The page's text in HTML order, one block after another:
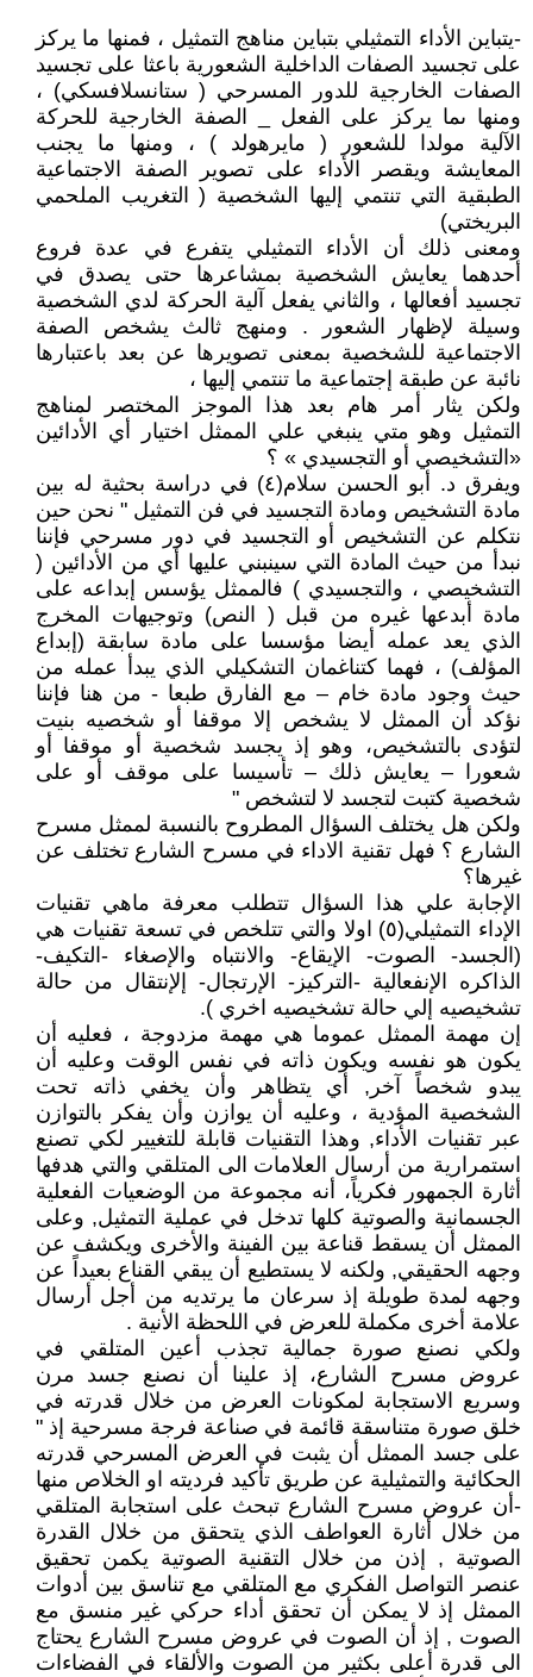
-يتباين الأداء التمثيلي بتباين مناهج التمثيل ، فمنها ما يركز
على تجسيد الصفات الداخلية الشعورية باعثا على تجسيد
الصفات الخارجية للدور المسرحي ( ستانسلافسكي) ،
ومنها ىما يركز على الفعل _ الصفة الخارجية للحركة
الآلية مولدا للشعور ( مايرهولد ) ، ومنها ما يجنب
المعايشة ويقصر الأداء على تصوير الصفة الاجتماعية
الطبقية التي تنتمي إليها الشخصية ( التغريب الملحمي
البريختي)
ومعنى ذلك أن الأداء التمثيلي يتفرع في عدة فروع
أحدهما يعايش الشخصية بمشاعرها حتى يصدق في
تجسيد أفعالها ، والثاني يفعل آلية الحركة لدي الشخصية
وسيلة لإظهار الشعور . ومنهج ثالث يشخص الصفة
الاجتماعية للشخصية بمعنى تصويرها عن بعد باعتبارها
نائبة عن طبقة إجتماعية ما تنتمي إليها ،
ولكن يثار أمر هام بعد هذا الموجز المختصر لمناهج
التمثيل وهو متي ينبغي علي الممثل اختيار أي الأدائين
«التشخيصي أو التجسيدي » ؟
ويفرق د. أبو الحسن سلام(٤) في دراسة بحثية له بين
مادة التشخيص ومادة التجسيد في فن التمثيل " نحن حين
نتكلم عن التشخيص أو التجسيد في دور مسرحي فإننا
نبدأ من حيث المادة التي سينبني عليها أي من الأدائين (
التشخيصي ، والتجسيدي ) فالممثل يؤسس إبداعه على
مادة أبدعها غيره من قبل ( النص) وتوجيهات المخرج
الذي يعد عمله أيضا مؤسسا على مادة سابقة (إبداع
المؤلف) ، فهما كتناغمان التشكيلي الذي يبدأ عمله من
حيث وجود مادة خام – مع الفارق طبعا - من هنا فإننا
نؤكد أن الممثل لا يشخص إلا موقفا أو شخصيه بنيت
لتؤدى بالتشخيص، وهو إذ يجسد شخصية أو موقفا أو
شعورا – يعايش ذلك – تأسيسا على موقف أو على
شخصية كتبت لتجسد لا لتشخص "
ولكن هل يختلف السؤال المطروح بالنسبة لممثل مسرح
الشارع ؟ فهل تقنية الاداء في مسرح الشارع تختلف عن
غيرها؟
الإجابة علي هذا السؤال تتطلب معرفة ماهي تقنيات
الإداء التمثيلي(٥) اولا والتي تتلخص في تسعة تقنيات هي
(الجسد- الصوت- الإيقاع- والانتباه والإصغاء -التكيف-
الذاكره الإنفعالية -التركيز- الإرتجال- إلإنتقال من حالة
تشخيصيه إلي حالة تشخيصيه اخري ).
إن مهمة الممثل عموما هي مهمة مزدوجة ، فعليه أن
يكون هو نفسه ويكون ذاته في نفس الوقت وعليه أن
يبدو شخصاً آخر, أي يتظاهر وأن يخفي ذاته تحت
الشخصية المؤدية ، وعليه أن يوازن وأن يفكر بالتوازن
عبر تقنيات الأداء, وهذا التقنيات قابلة للتغيير لكي تصنع
استمرارية من أرسال العلامات الى المتلقي والتي هدفها
أثارة الجمهور فكرياً، أنه مجموعة من الوضعيات الفعلية
الجسمانية والصوتية كلها تدخل في عملية التمثيل, وعلى
الممثل أن يسقط قناعة بين الفينة والأخرى ويكشف عن
وجهه الحقيقي, ولكنه لا يستطيع أن يبقي القناع بعيداً عن
وجهه لمدة طويلة إذ سرعان ما يرتديه من أجل أرسال
علامة أخرى مكملة للعرض في اللحظة الأنية .
ولكي نصنع صورة جمالية تجذب أعين المتلقي في
عروض مسرح الشارع، إذ علينا أن نصنع جسد مرن
وسريع الاستجابة لمكونات العرض من خلال قدرته في
خلق صورة متناسقة قائمة في صناعة فرجة مسرحية إذ "
على جسد الممثل أن يثبت في العرض المسرحي قدرته
الحكائية والتمثيلية عن طريق تأكيد فرديته او الخلاص منها
-أن عروض مسرح الشارع تبحث على استجابة المتلقي
من خلال أثارة العواطف الذي يتحقق من خلال القدرة
الصوتية , إذن من خلال التقنية الصوتية يكمن تحقيق
عنصر التواصل الفكري مع المتلقي مع تناسق بين أدوات
الممثل إذ لا يمكن أن تحقق أداء حركي غير منسق مع
الصوت , إذ أن الصوت في عروض مسرح الشارع يحتاج
الى قدرة أعلى بكثير من الصوت والألقاء في الفضاءات